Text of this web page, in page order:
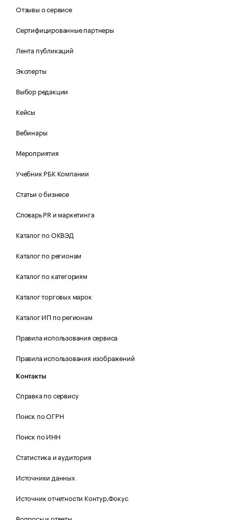
Отзывы о сервисе
Сертифицированные партнеры
Лента публикаций
Эксперты
Выбор редакции
Кейсы
Вебинары
Мероприятия
Учебник РБК Компании
Статьи о бизнесе
Словарь PR и маркетинга
Каталог по ОКВЭД
Каталог по регионам
Каталог по категориям
Каталог торговых марок
Каталог ИП по регионам
Правила использования сервиса
Правила использования изображений
Контакты
Справка по сервису
Поиск по ОГРН
Поиск по ИНН
Статистика и аудитория
Источники данных
Источник отчетности Контур.Фокус